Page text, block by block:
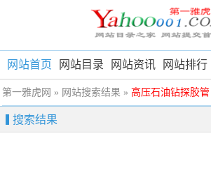
网站首页 网站目录 网站资讯 网站排行
第一雅虎网 » 网站搜索结果 » 高压石油钻探胶管
搜索结果